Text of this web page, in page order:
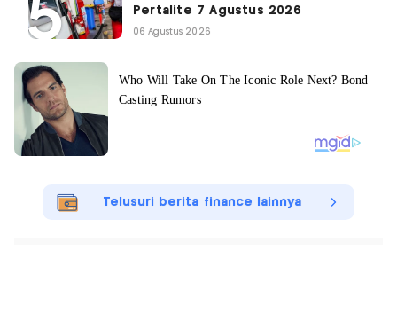
Pertalite 7 Agustus 2026
06 Agustus 2026
Telusuri berita finance lainnya